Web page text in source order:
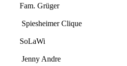
Fam. Grüger
Clique
SoLaWi
Jenny Andre